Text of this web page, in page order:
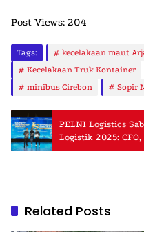
Post Views: 204
Tags:
kecelakaan maut
Kecelakaan Truk Kontainer
minibus Cirebon
Sopir
PELNI Logistics
Logistik 2025:
Terbaik!
Related Posts